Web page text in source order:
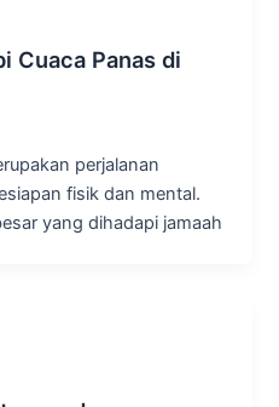
Cuaca Panas di
perjalanan
fisik dan mental.
yang dihadapi jamaah